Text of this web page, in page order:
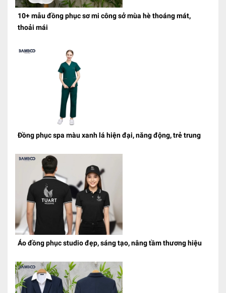
10+ mẫu đồng phục sơ mi công sở mùa hè thoáng mát,
thoải mái
Đồng phục spa màu xanh lá hiện đại, năng động, trẻ trung
Áo đồng phục studio đẹp, sáng tạo, nâng tầm thương hiệu